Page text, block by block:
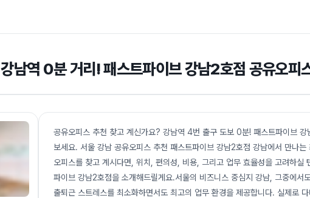
강남역 0분 거리! 패스트파이브 강남2호점 공유오피
공유오피스 추천 찾고 계신가요? 강남역 4번 출구 도보 0분! 패스트파이브
보세요. 서울 강남 공유오피스 추천 패스트파이브 강남2호점 강남에서 만나
오피스를 찾고 계시다면, 위치, 편의성, 비용, 그리고 업무 효율성을 고려하실
파이브 강남2호점을 소개해드릴게요.서울의 비즈니스 중심지 강남, 그중에
출퇴근 스트레스를 최소화하면서도 최고의 업무 환경을 제공합니다. 실제로